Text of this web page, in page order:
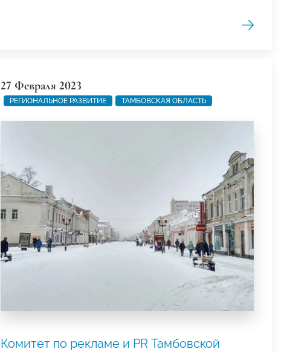
27 Февраля 2023
РЕГИОНАЛЬНОЕ РАЗВИТИЕ ТАМБОВСКАЯ ОБЛАСТЬ
Комитет по рекламе и PR Тамбовской